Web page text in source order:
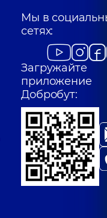
Мы в
сетях:
Загружайте
приложение
Добробут: